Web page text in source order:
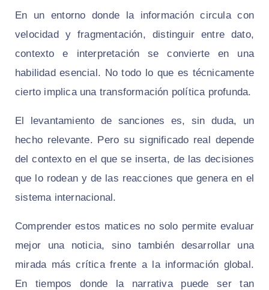
En un entorno donde la información circula con
velocidad y fragmentación, distinguir entre dato,
contexto e interpretación se convierte en una
habilidad esencial. No todo lo que es técnicamente
cierto implica una transformación política profunda.
El levantamiento de sanciones es, sin duda, un
hecho relevante. Pero su significado real depende
del contexto en el que se inserta, de las decisiones
que lo rodean y de las reacciones que genera en el
sistema internacional.
Comprender estos matices no solo permite evaluar
mejor una noticia, sino también desarrollar una
mirada más crítica frente a la información global.
En tiempos donde la narrativa puede ser tan